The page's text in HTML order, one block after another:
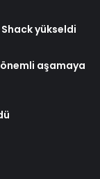
yükseldi
aşamaya